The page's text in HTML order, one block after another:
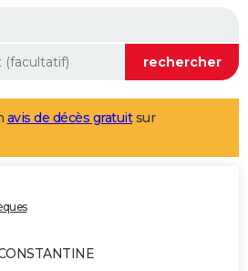
avis de décès gratuitsur